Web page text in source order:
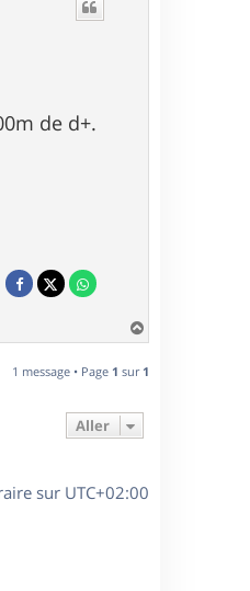
de d+.
a
t
1 message • Page 1 sur 1
Aller
sur UTC+02:00